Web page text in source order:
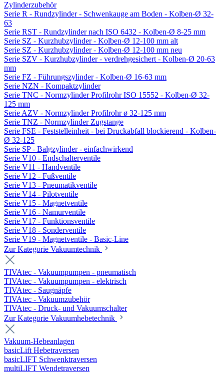
Zylinderzubehör
Serie R - Rundzylinder - Schwenkauge am Boden - Kolben-Ø 32-
63
Serie RST - Rundzylinder nach ISO 6432 - Kolben-Ø 8-25 mm
Serie SZ - Kurzhubzylinder - Kolben-Ø 12-100 mm alt
Serie SZ - Kurzhubzylinder - Kolben-Ø 12-100 mm neu
Serie SZV - Kurzhubzylinder - verdrehgesichert - Kolben-Ø 20-63
mm
Serie FZ - Führungszylinder - Kolben-Ø 16-63 mm
Serie NZN - Kompaktzylinder
Serie TNC - Normzylinder Profilrohr ISO 15552 - Kolben-Ø 32-
125 mm
Serie AZV - Normzylinder Profilrohr ø 32-125 mm
Serie TNZ - Normzylinder Zugstange
Serie FSE - Feststelleinheit - bei Druckabfall blockierend - Kolben-
Ø 32-125
Serie SP - Balgzylinder - einfachwirkend
Serie V10 - Endschalterventile
Serie V11 - Handventile
Serie V12 - Fußventile
Serie V13 - Pneumatikventile
Serie V14 - Pilotventile
Serie V15 - Magnetventile
Serie V16 - Namurventile
Serie V17 - Funktionsventile
Serie V18 - Sonderventile
Serie V19 - Magnetventile - Basic-Line
Zur Kategorie Vakuumtechnik
TIVAtec - Vakuumpumpen - pneumatisch
TIVAtec - Vakuumpumpen - elektrisch
TIVAtec - Saugnäpfe
TIVAtec - Vakuumzubehör
TIVAtec - Druck- und Vakuumschalter
Zur Kategorie Vakuumhebetechnik
Vakuum-Hebeanlagen
basicLift Hebetraversen
basicLIFT Schwenktraversen
multiLIFT Wendetraversen